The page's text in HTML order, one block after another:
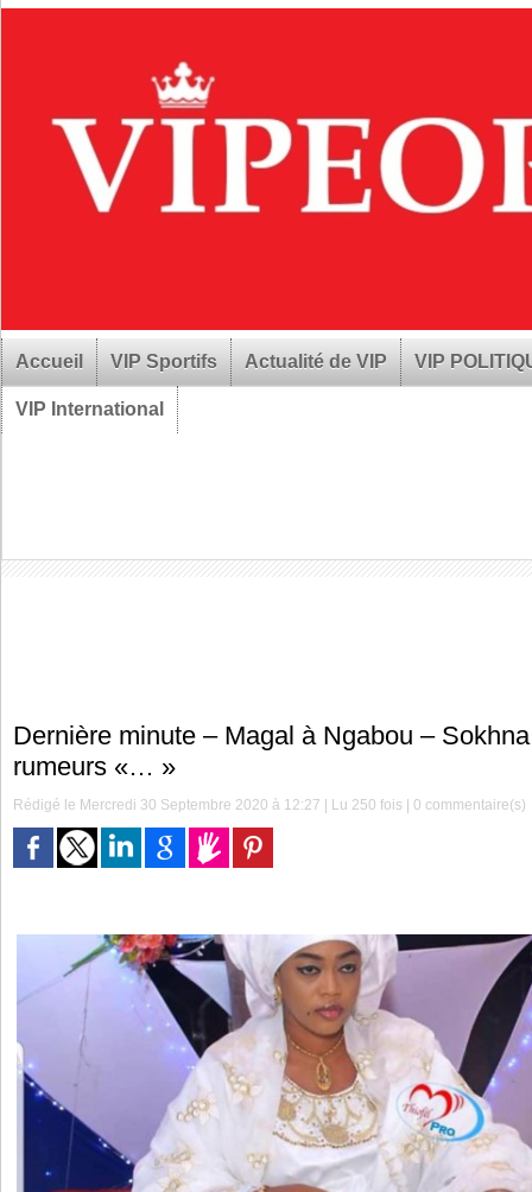
Accueil VIP Sportifs Actualité de VIP VIP
VIP International
Dernière minute – Magal à Ngabou –
rumeurs «… »
Rédigé le Mercredi 30 Septembre 2020 à 12:27 | Lu 250 fois |0 commentaire(s)